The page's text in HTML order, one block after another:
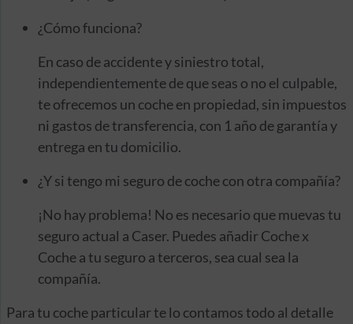
¿Cómo funciona?
En caso de accidente y siniestro total,
independientemente de que seas o no el culpable,
te ofrecemos un coche en propiedad, sin impuestos
ni gastos de transferencia, con 1 año de garantía y
entrega en tu domicilio.
¿Y si tengo mi seguro de coche con otra compañía?
¡No hay problema! No es necesario que muevas tu
seguro actual a Caser. Puedes añadir Coche x
Coche a tu seguro a terceros, sea cual sea la
compañía.
Para tu coche particular te lo contamos todo al detalle